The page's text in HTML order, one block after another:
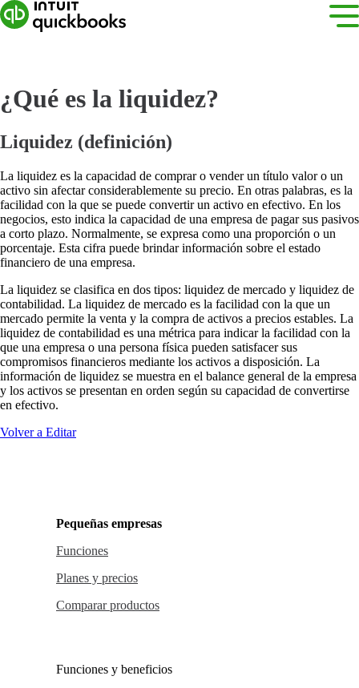
¿Qué es la liquidez?
Liquidez (definición)
La liquidez es la capacidad de comprar o vender un título valor o un
activo sin afectar considerablemente su precio. En otras palabras, es la
facilidad con la que se puede convertir un activo en efectivo. En los
negocios, esto indica la capacidad de una empresa de pagar sus pasivos
a corto plazo. Normalmente, se expresa como una proporción o un
porcentaje. Esta cifra puede brindar información sobre el estado
financiero de una empresa.
La liquidez se clasifica en dos tipos: liquidez de mercado y liquidez de
contabilidad. La liquidez de mercado es la facilidad con la que un
mercado permite la venta y la compra de activos a precios estables. La
liquidez de contabilidad es una métrica para indicar la facilidad con la
que una empresa o una persona física pueden satisfacer sus
compromisos financieros mediante los activos a disposición. La
información de liquidez se muestra en el balance general de la empresa
y los activos se presentan en orden según su capacidad de convertirse
en efectivo.
Volver a Editar
Pequeñas empresas
Funciones
Planes y precios
Comparar productos
Funciones y beneficios